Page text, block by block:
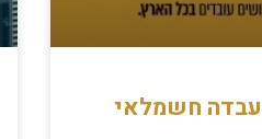
חשמלאי